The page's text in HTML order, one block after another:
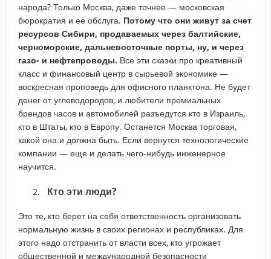
народа? Только Москва, даже точнее — московская
бюрократия и ее обслуга. Потому что они живут за счет
ресурсов Сибири, продаваемых через балтийские,
черноморские, дальневосточные порты, ну, и через
газо- и нефтепроводы. Все эти сказки про креативный
класс и финансовый центр в сырьевой экономике —
воскресная проповедь для офисного планктона. Не будет
денег от углеводородов, и любители премиальных
брендов часов и автомобилей разъедутся кто в Израиль,
кто в Штаты, кто в Европу. Останется Москва торговая,
какой она и должна быть. Если вернутся технологические
компании — еще и делать чего-нибудь инженерное
научится.
Кто эти люди?
Это те, кто берет на себя ответственность организовать
нормальную жизнь в своих регионах и республиках. Для
этого надо отстранить от власти всех, кто угрожает
общественной и международной безопасности